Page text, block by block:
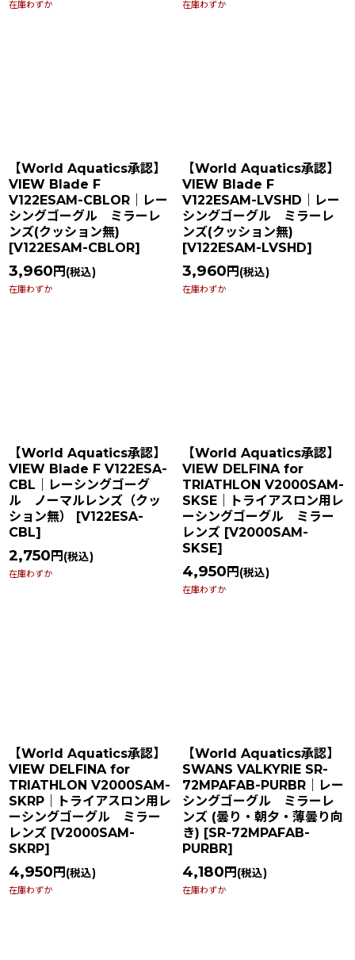
在庫わずか 在庫わずか
【World Aquatics承認】
VIEW Blade F
V122ESAM-CBLOR｜レー
シングゴーグル ミラーレ
ンズ(クッション無)
[V122ESAM-CBLOR]
3,960 円 (税込)
在庫わずか
【World Aquatics承認】
VIEW Blade F
V122ESAM-LVSHD｜レー
シングゴーグル ミラーレ
ンズ(クッション無)
[V122ESAM-LVSHD]
3,960 円 (税込)
在庫わずか
【World Aquatics承認】
VIEW Blade F V122ESA-
CBL｜レーシングゴーグ
ル ノーマルレンズ（クッ
ション無）
[V122ESA-
CBL]
2,750 円 (税込)
在庫わずか
【World Aquatics承認】
VIEW DELFINA for
TRIATHLON V2000SAM-
SKSE｜トライアスロン用レ
ーシングゴーグル ミラー
レンズ [V2000SAM-
SKSE]
4,950 円 (税込)
在庫わずか
【World Aquatics承認】
VIEW DELFINA for
TRIATHLON V2000SAM-
SKRP｜トライアスロン用レ
ーシングゴーグル ミラー
レンズ [V2000SAM-
SKRP]
4,950 円 (税込)
在庫わずか
【World Aquatics承認】
SWANS VALKYRIE SR-
72MPAFAB-PURBR｜レー
シングゴーグル ミラーレ
ンズ (曇り・朝夕・薄曇り向
き) [SR-72MPAFAB-
PURBR]
4,180 円 (税込)
在庫わずか